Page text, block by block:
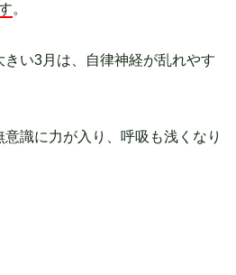
。
い3月は、自律神経が乱れやす
識に力が入り、呼吸も浅くなり